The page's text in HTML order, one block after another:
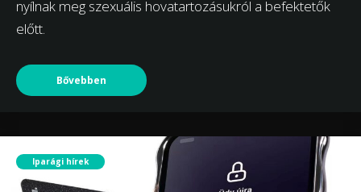
nyílnak meg szexuális hovatartozásukról a befektetők
előtt.
Bővebben
Iparági hírek